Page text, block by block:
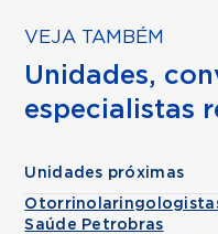
VEJA TAMBÉM
Unidades,
especialistas
Unidades próximas
Saúde Petrobras